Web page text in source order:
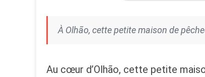
À Olhão, cette petite maison de
Au cœur d’Olhão, cette petite